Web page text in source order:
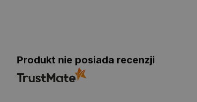
Produkt nie posiada recenzji